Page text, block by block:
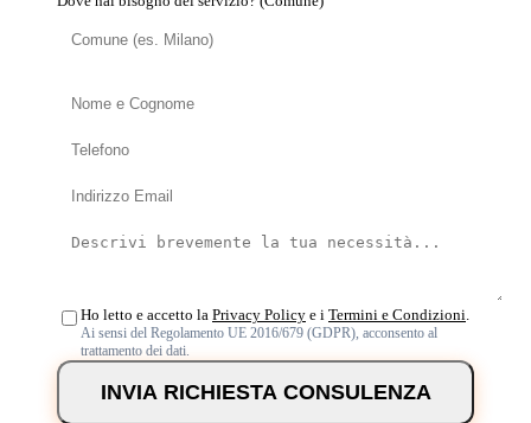
Ho letto e accetto la Privacy Policy e i Termini e Condizioni.
Ai sensi del Regolamento UE 2016/679 (GDPR), acconsento al
trattamento dei dati.
INVIA RICHIESTA CONSULENZA